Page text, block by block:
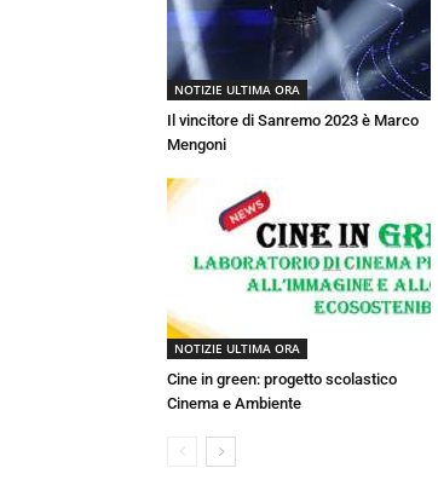
NOTIZIE ULTIMA ORA
Il vincitore di Sanremo 2023 è Marco
Mengoni
NOTIZIE ULTIMA ORA
Cine in green: progetto scolastico
Cinema e Ambiente